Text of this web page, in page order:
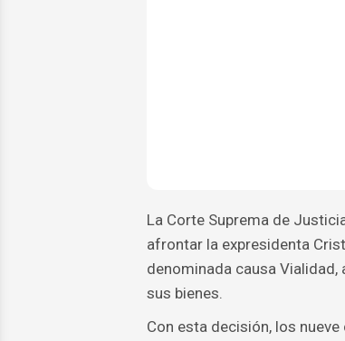
La Corte Suprema de
afrontar la expresidenta
denominada causa
sus bienes.
Con esta decisión, los